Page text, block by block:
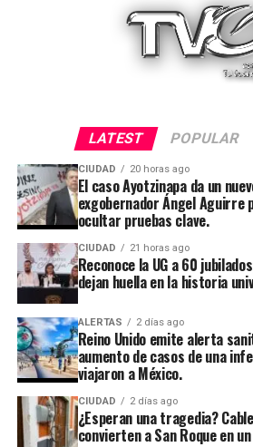
LATEST POPULAR
CIUDAD 20 horas ago
El caso Ayotzinapa da un
exgobernador Ángel Aguirre
ocultar pruebas clave.
CIUDAD 21 horas ago
Reconoce la UG a 60
dejan huella en la historia
ALERTAS 2 días ago
Reino Unido emite alerta
aumento de casos de una
viajaron a México.
CIUDAD 2 días ago
¿Esperan una tragedia?
convierten a San Roque en